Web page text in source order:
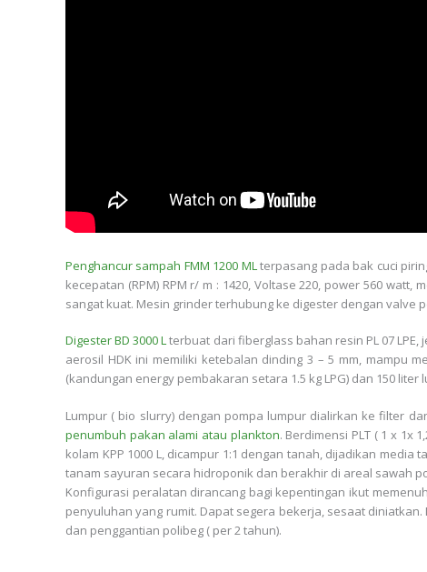
Penghancur sampah FMM 1200 MLterpasang pada bak cuci
kecepatan (RPM) RPM r/ m : 1420, Voltase 220, power 560
sangat kuat. Mesin grinder terhubung ke digester dengan valve
Digester BD 3000 Lterbuat dari fiberglass bahan resin PL 07 LPE,
aerosil HDK ini memiliki ketebalan dinding 3 – 5 mm, mampu
(kandungan energy pembakaran setara 1.5 kg LPG) dan 150 liter
Lumpur ( bio slurry) dengan pompa lumpur dialirkan ke filter
penumbuh pakan alami atau plankton. Berdimensi PLT ( 1 x 1x
kolam KPP 1000 L, dicampur 1:1 dengan tanah, dijadikan
tanam sayuran secara hidroponik dan berakhir di areal sawah
Konfigurasi peralatan dirancang bagi kepentingan ikut
penyuluhan yang rumit. Dapat segera bekerja, sesaat
dan penggantian polibeg ( per 2 tahun).